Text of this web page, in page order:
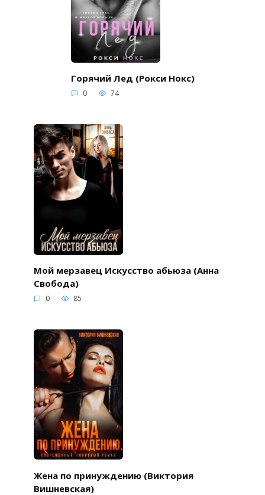
Горячий Лед (Рокси Нокс)
0 74
Мой мерзавец Искусство абьюза (Анна
Свобода)
0 85
Жена по принуждению (Виктория
Вишневская)